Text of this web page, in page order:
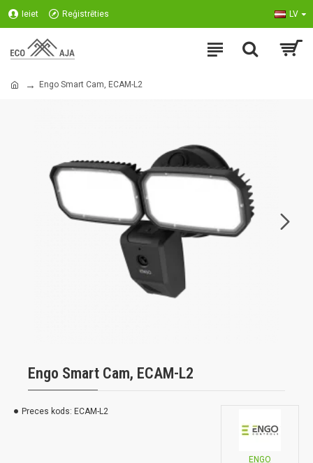
Ieiet Reģistrēties LV
Engo Smart Cam, ECAM-L2
Engo Smart Cam, ECAM-L2
Preces kods: ECAM-L2
ENGO